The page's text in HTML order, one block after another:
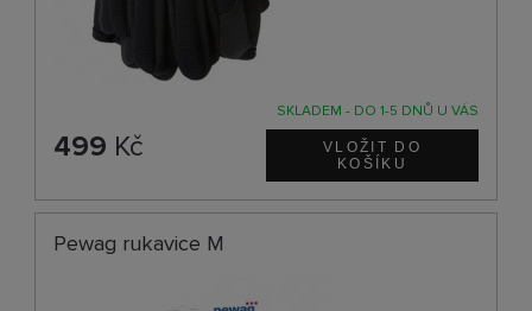
SKLADEM - DO 1-5 DNŮ U VÁS
499 Kč
Pewag rukavice M